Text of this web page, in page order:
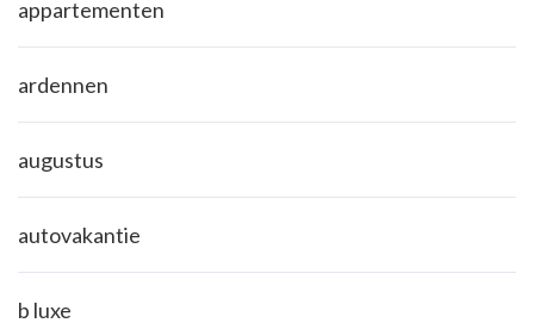
appartementen
ardennen
augustus
autovakantie
b luxe